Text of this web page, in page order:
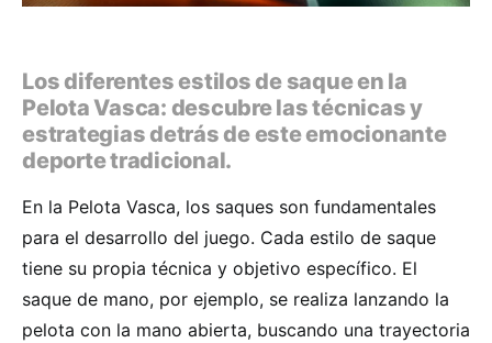
Los diferentes estilos de saque en la
Pelota Vasca: descubre las técnicas y
estrategias detrás de este emocionante
deporte tradicional.
En la Pelota Vasca, los saques son fundamentales
para el desarrollo del juego. Cada estilo de saque
tiene su propia técnica y objetivo específico. El
saque de mano, por ejemplo, se realiza lanzando la
pelota con la mano abierta, buscando una trayectoria